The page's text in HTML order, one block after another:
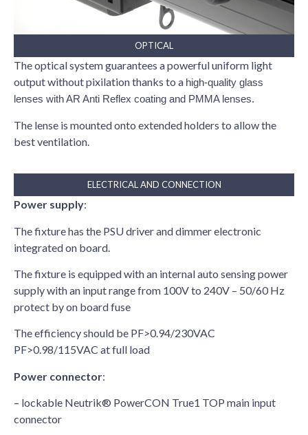
OPTICAL
The optical system guarantees a powerful uniform light
output without pixilation thanks to a high-quality glass
lenses with AR Anti Reflex coating and PMMA lenses.
The lense is mounted onto extended holders to allow the
best ventilation.
ELECTRICAL AND CONNECTION
Power supply:
The fixture has the PSU driver and dimmer electronic
integrated on board.
The fixture is equipped with an internal auto sensing power
supply with an input range from 100V to 240V – 50/60 Hz
protect by on board fuse
The efficiency should be PF>0.94/230VAC
PF>0.98/115VAC at full load
Power connector:
– lockable Neutrik® PowerCON True1 TOP main input
connector